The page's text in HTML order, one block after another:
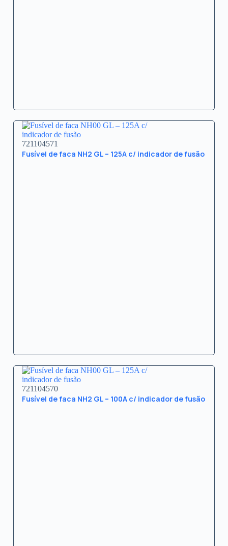
721104571
Fusível de faca NH2 GL – 125A c/ indicador de fusão
721104570
Fusível de faca NH2 GL – 100A c/ indicador de fusão